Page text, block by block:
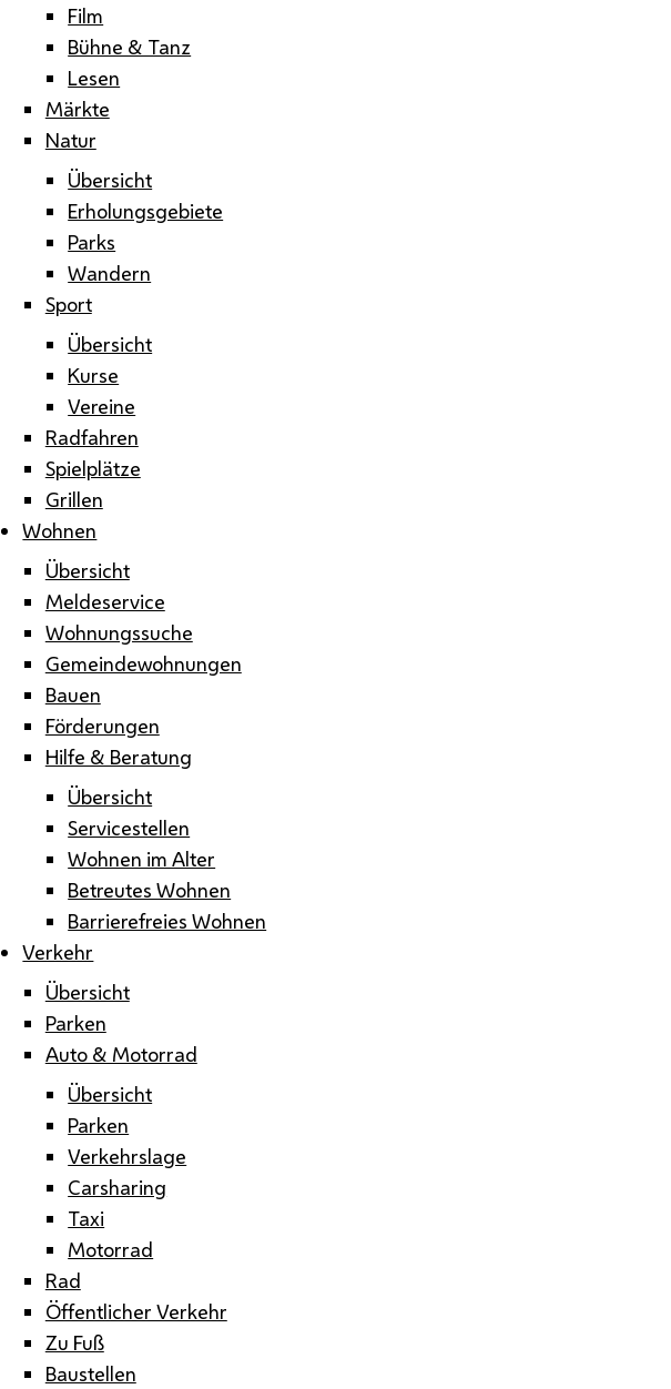
Film
Bühne & Tanz
Lesen
Märkte
Natur
Übersicht
Erholungsgebiete
Parks
Wandern
Sport
Übersicht
Kurse
Vereine
Radfahren
Spielplätze
Grillen
Wohnen
Übersicht
Meldeservice
Wohnungssuche
Gemeindewohnungen
Bauen
Förderungen
Hilfe & Beratung
Übersicht
Servicestellen
Wohnen im Alter
Betreutes Wohnen
Barrierefreies Wohnen
Verkehr
Übersicht
Parken
Auto & Motorrad
Übersicht
Parken
Verkehrslage
Carsharing
Taxi
Motorrad
Rad
Öffentlicher Verkehr
Zu Fuß
Baustellen